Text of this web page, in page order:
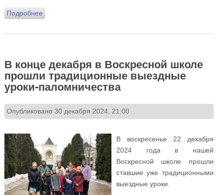
Подробнеео В Воскресной школе состоялись традиционные
В конце декабря в Воскресной школе
прошли традиционные выездные
уроки-паломничества
Опубликовано 30 декабря 2024, 21:00
В воскресенье 22 декабря
2024 года в нашей
Воскресной школе прошли
ставшие уже традиционными
выездные уроки.